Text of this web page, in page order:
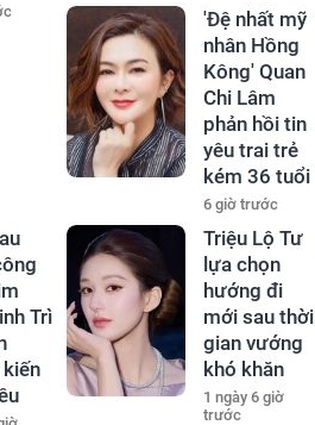
'Đệ nhất mỹ
nhân Hồng
Kông' Quan
Chi Lâm
phản hồi tin
yêu trai trẻ
kém 36 tuổi
6 giờ trước
Trì
kiến
Triệu Lộ Tư
lựa chọn
hướng đi
mới sau thời
gian vướng
khó khăn
1 ngày 6 giờ
trước